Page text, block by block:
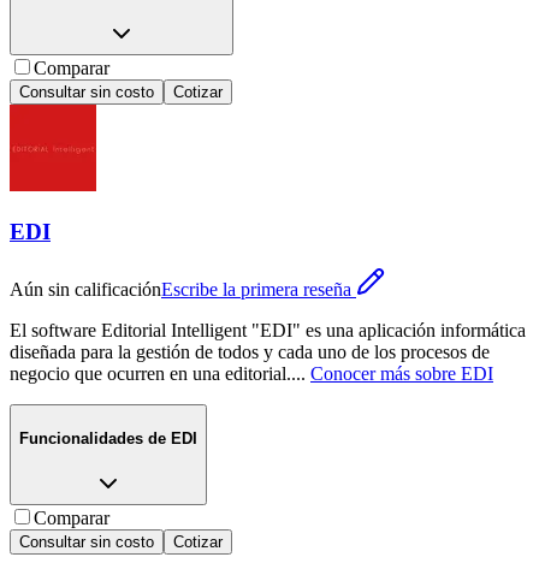
Comparar
Consultar sin costo Cotizar
EDI
Aún sin calificaciónEscribe la primera reseña
El software Editorial Intelligent "EDI" es una aplicación informática
diseñada para la gestión de todos y cada uno de los procesos de
negocio que ocurren en una editorial.... Conocer más sobre EDI
Funcionalidades de EDI
Comparar
Consultar sin costo Cotizar